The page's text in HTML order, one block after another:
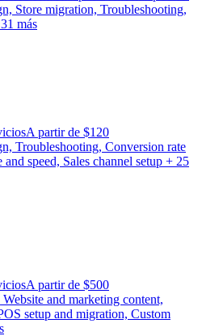
Store migration, Troubleshooting,
más
A partir de $120
Troubleshooting, Conversion rate
speed, Sales channel setup + 25
A partir de $500
and marketing content,
setup and migration, Custom